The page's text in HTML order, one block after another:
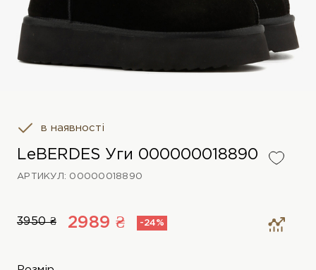
в наявності
LeBERDES Уги 000000018890
АРТИКУЛ: 00000018890
3950 ₴ 2989 ₴ -24%